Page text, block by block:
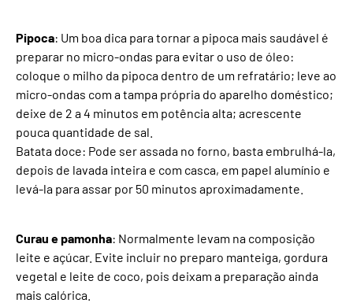
Pipoca: Um boa dica para tornar a pipoca mais saudável é
preparar no micro-ondas para evitar o uso de óleo:
coloque o milho da pipoca dentro de um refratário; leve ao
micro-ondas com a tampa própria do aparelho doméstico;
deixe de 2 a 4 minutos em potência alta; acrescente
pouca quantidade de sal.
Batata doce: Pode ser assada no forno, basta embrulhá-la,
depois de lavada inteira e com casca, em papel alumínio e
levá-la para assar por 50 minutos aproximadamente.
Curau e pamonha: Normalmente levam na composição
leite e açúcar. Evite incluir no preparo manteiga, gordura
vegetal e leite de coco, pois deixam a preparação ainda
mais calórica.